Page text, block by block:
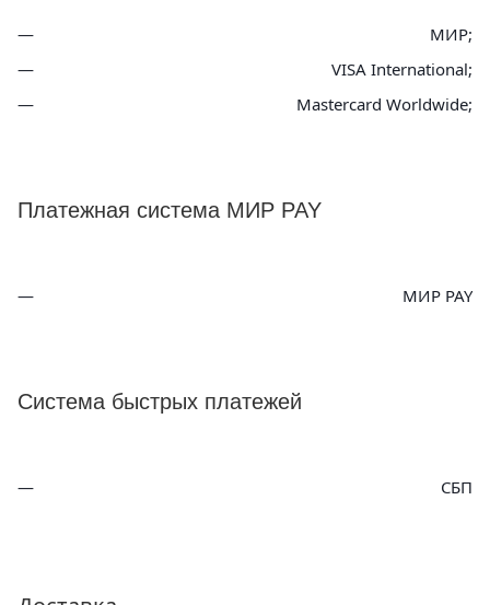
МИР;
VISA International;
Mastercard Worldwide;
Платежная система МИР PAY
МИР PAY
Система быстрых платежей
СБП